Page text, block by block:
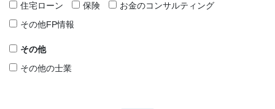
住宅ローン
保険
お金のコンサルティング
その他FP情報
その他
その他の士業